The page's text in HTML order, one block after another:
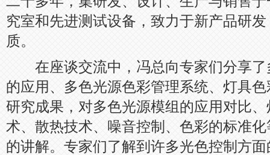
究室和先进测试设备，致力于新产品研
质。
在座谈交流中，冯总向专家们分享了
的应用、多色光源色彩管理系统、灯具
研究成果，对多色光源模组的应用对比
术、散热技术、噪音控制、色彩的标准
的讲解。专家们了解到许多光色控制方